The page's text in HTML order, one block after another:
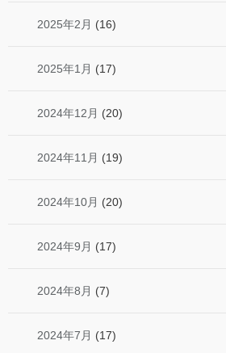
2025年2月 (16)
2025年1月 (17)
2024年12月 (20)
2024年11月 (19)
2024年10月 (20)
2024年9月 (17)
2024年8月 (7)
2024年7月 (17)